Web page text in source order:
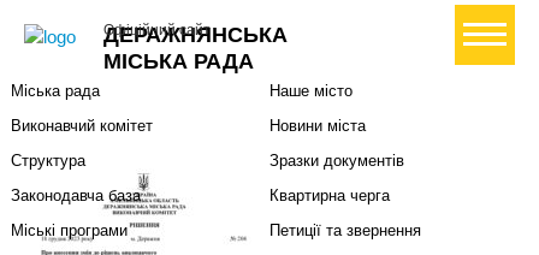
ДЕРАЖНЯНСЬКА
МІСЬКА РАДА
Офіційний сайт+ Створити петицію
Міський голова
Міська рада
Виконавчий комітет
Структура
Законодавча база
Міські програми
Наше місто
Новини міста
Зразки документів
Квартирна черга
Петиції та звернення